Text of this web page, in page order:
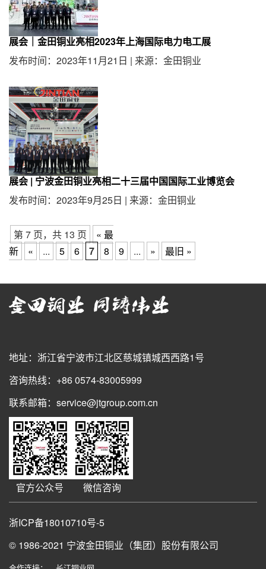
展会｜金田铜业亮相2023年上海国际电力电工展
发布时间：2023年11月21日 | 来源：金田铜业
展会 | 宁波金田铜业亮相二十三届中国国际工业博览会
发布时间：2023年9月25日 | 来源：金田铜业
第 7 页，共 13 页
« 最
新
« ... 5 6 7 8 9 ... » 最旧 »
地址：浙江省宁波市江北区慈城镇城西西路1号
咨询热线：+86 0574-83005999
联系邮箱：service@jtgroup.com.cn
官方公众号 微信咨询
浙ICP备18010710号-5
© 1986-2021 宁波金田铜业（集团）股份有限公司